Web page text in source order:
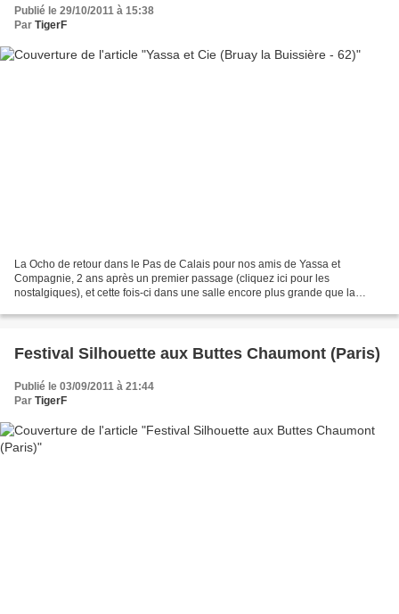
Publié le 29/10/2011 à 15:38
Par TigerF
La Ocho de retour dans le Pas de Calais pour nos amis de Yassa et
Compagnie, 2 ans après un premier passage (cliquez ici pour les
nostalgiques), et cette fois-ci dans une salle encore plus grande que la
Festival Silhouette aux Buttes Chaumont (Paris)
Publié le 03/09/2011 à 21:44
Par TigerF